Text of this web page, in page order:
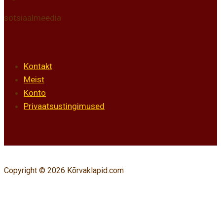
sotsiaalmeedia
Kontakt
Meist
Konto
Privaatsustingimused
Copyright © 2026 Kõrvaklapid.com